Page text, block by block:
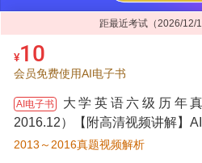
距最近考试（2026/12/
¥10
会员免费使用AI电子书
AI电子书
大学英语六级历年
2016.12）【附高清视频讲解】
2013～2016真题视频解析